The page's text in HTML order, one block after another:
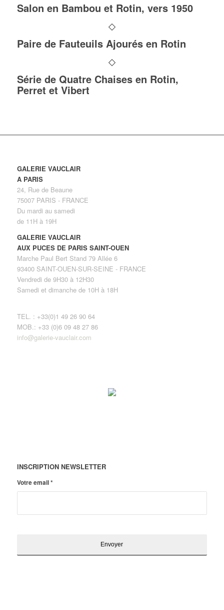
Salon en Bambou et Rotin, vers 1950
Paire de Fauteuils Ajourés en Rotin
Série de Quatre Chaises en Rotin,
Perret et Vibert
GALERIE VAUCLAIR
A PARIS
24, Rue de Beaune
75007 PARIS - FRANCE
Du mardi au samedi
de 11H à 19H
GALERIE VAUCLAIR
AUX PUCES DE PARIS SAINT-OUEN
Marche Paul Bert Stand 79 Allée 6
93400 SAINT-OUEN-SUR-SEINE - FRANCE
Vendredi de 9H30 à 12H30
Samedi et dimanche de 10H à 18H
TEL. : +33(0)1 49 26 90 64
MOB.: +33 (0)6 09 48 27 86
info@galerie-vauclair.com
INSCRIPTION NEWSLETTER
Votre email*